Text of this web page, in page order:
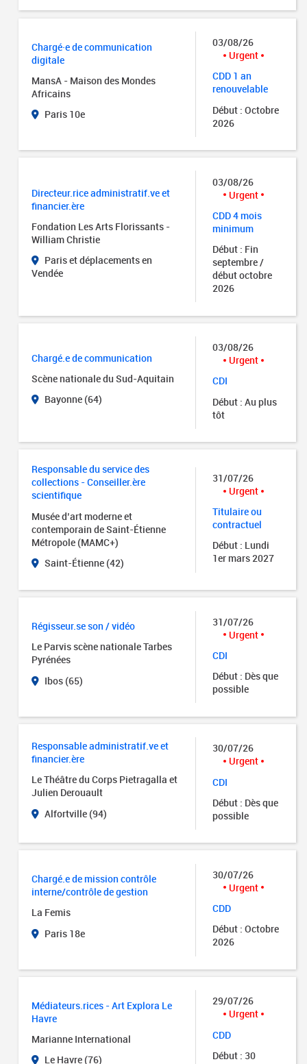
Chargé·e de communication
digitale
MansA - Maison des Mondes
Africains
Paris 10e
03/08/26
Urgent
CDD 1 an
renouvelable
Début : Octobre
2026
Directeur.rice administratif.ve et
financier.ère
Fondation Les Arts Florissants -
William Christie
Paris et déplacements en
Vendée
03/08/26
Urgent
CDD 4 mois
minimum
Début : Fin
septembre /
début octobre
2026
Chargé.e de communication
Scène nationale du Sud-Aquitain
Bayonne (64)
03/08/26
Urgent
CDI
Début : Au plus
tôt
Responsable du service des
collections - Conseiller.ère
scientifique
Musée d’art moderne et
contemporain de Saint-Étienne
Métropole (MAMC+)
Saint-Étienne (42)
31/07/26
Urgent
Titulaire ou
contractuel
Début : Lundi
1er mars 2027
Régisseur.se son / vidéo
Le Parvis scène nationale Tarbes
Pyrénées
Ibos (65)
31/07/26
Urgent
CDI
Début : Dès que
possible
Responsable administratif.ve et
financier.ère
Le Théâtre du Corps Pietragalla et
Julien Derouault
Alfortville (94)
30/07/26
Urgent
CDI
Début : Dès que
possible
Chargé.e de mission contrôle
interne/contrôle de gestion
La Femis
Paris 18e
30/07/26
Urgent
CDD
Début : Octobre
2026
Médiateurs.rices - Art Explora Le
Havre
Marianne International
Le Havre (76)
29/07/26
Urgent
CDD
Début : 30